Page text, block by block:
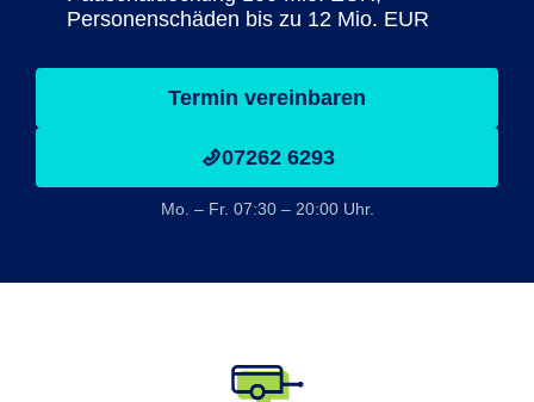
Personenschäden bis zu 12 Mio. EUR
Termin vereinbaren
07262 6293
Mo. – Fr. 07:30 – 20:00 Uhr.